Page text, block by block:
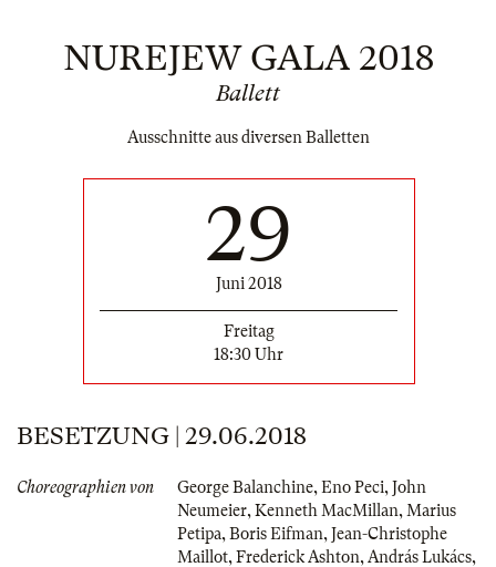
NUREJEW GALA 2018
Ballett
Ausschnitte aus diversen Balletten
29
Juni 2018
Freitag
18:30 Uhr
BESETZUNG | 29.06.2018
Choreographien von George Balanchine, Eno Peci, John
Neumeier, Kenneth MacMillan, Marius
Petipa, Boris Eifman, Jean-Christophe
Maillot, Frederick Ashton, András Lukács,